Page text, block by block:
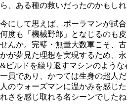
ら、ある種の救いだったのかもしれ
今にして思えば、ポーラマンが試
何度も「機械野郎」となじるのも
せんか。完璧・無量大数軍こそ、
かが夢見た理想を実現するため、
&ビルドを繰り返すマシンのよう
一員であり、かつては生身の超人
人のウォーズマンに温かみを感じ
れさを感じ取れる名シーンでしたね